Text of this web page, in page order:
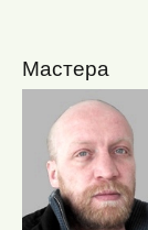
Мастера